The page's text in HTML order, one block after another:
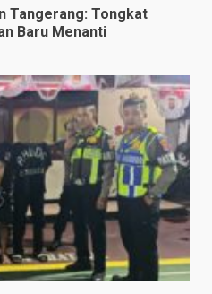
Tangerang: Tongkat
Baru Menanti